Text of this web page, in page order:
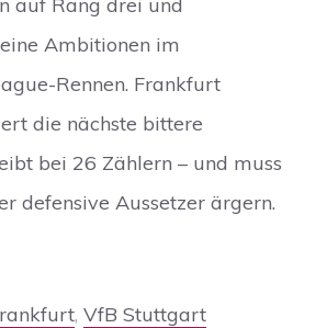
Ambitionen im
Rennen. Frankfurt
die nächste bittere
bei 26 Zählern – und muss
defensive Aussetzer ärgern.
, VfB Stuttgart